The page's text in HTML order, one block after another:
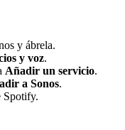
y ábrela.
y voz.
Añadir un servicio.
a Sonos.
Spotify.